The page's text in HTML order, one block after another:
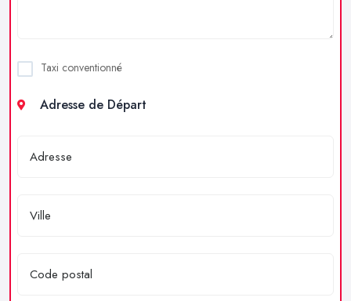
Taxi conventionné
Adresse de Départ